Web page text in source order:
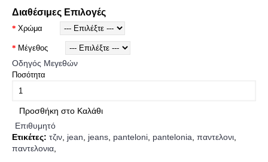
Διαθέσιμες Επιλογές
Χρώμα
Μέγεθος
Οδηγός Μεγεθών
Ποσότητα
Προσθήκη στο Καλάθι
Επιθυμητό
Ετικέτες: τζιν jean jeans panteloni pantelonia παντελονι
παντελονια